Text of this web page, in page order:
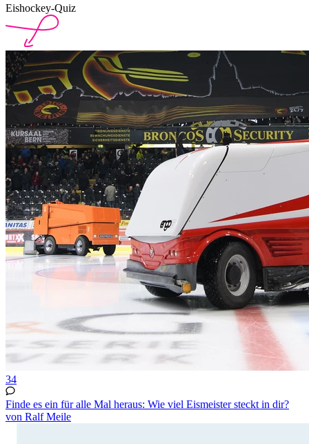
Eishockey-Quiz
34
Finde es ein für alle Mal heraus: Wie viel Eismeister steckt in dir?
von Ralf Meile